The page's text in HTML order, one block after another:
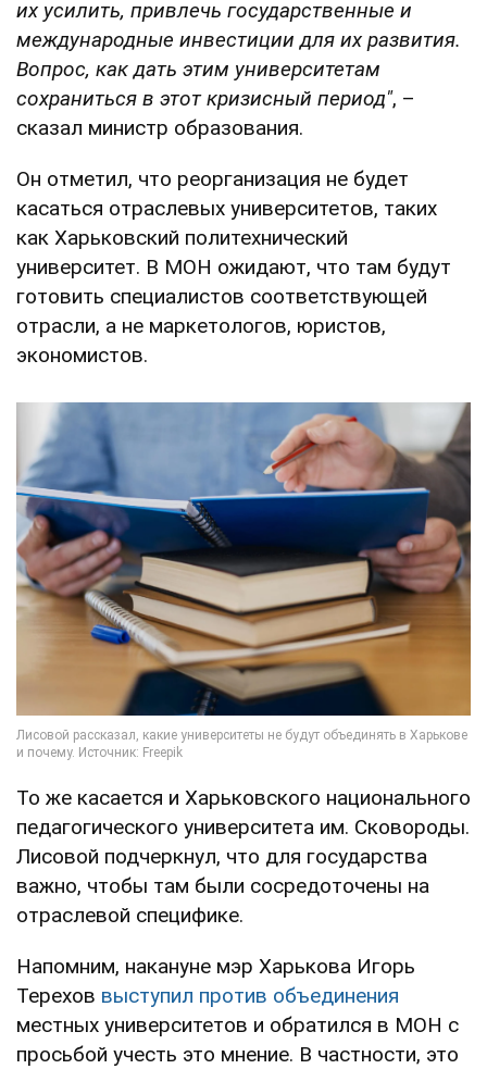
их усилить, привлечь государственные и
международные инвестиции для их развития.
Вопрос, как дать этим университетам
сохраниться в этот кризисный период", –
сказал министр образования.
Он отметил, что реорганизация не будет
касаться отраслевых университетов, таких
как Харьковский политехнический
университет. В МОН ожидают, что там будут
готовить специалистов соответствующей
отрасли, а не маркетологов, юристов,
экономистов.
То же касается и Харьковского национального
педагогического университета им. Сковороды.
Лисовой подчеркнул, что для государства
важно, чтобы там были сосредоточены на
отраслевой специфике.
Напомним, накануне мэр Харькова Игорь
Терехов выступил против объединения
местных университетов и обратился в МОН с
просьбой учесть это мнение. В частности, это